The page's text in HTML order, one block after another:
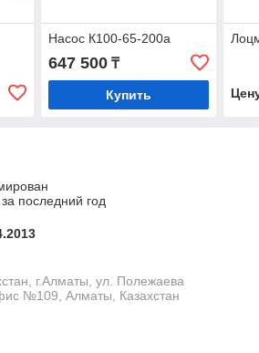
Насос К100-65-200а
647 500₸
Купить
последний год
г.Алматы, ул. Полежаева
№109, Алматы, Казахстан